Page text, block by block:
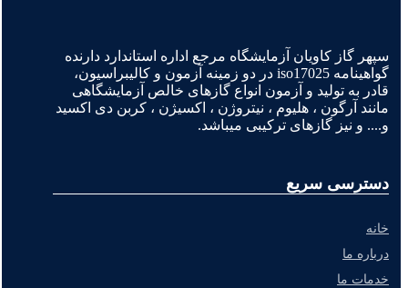
سپهر گاز کاویان آزمایشگاه مرجع اداره استاندارد دارنده
گواهینامه iso17025 در دو زمینه آزمون و کالیبراسیون،
قادر به تولید و آزمون انواع گازهای خالص آزمایشگاهی
مانند آرگون ، هلیوم ، نیتروژن ، اکسیژن ، کربن دی اکسید
و.... و نیز گازهای ترکیبی میباشد.
دسترسی سریع
خانه
درباره ما
خدمات ما